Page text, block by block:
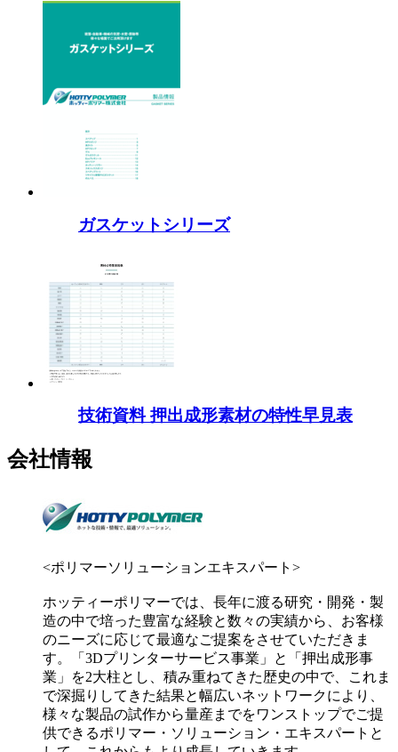
ガスケットシリーズ
技術資料 押出成形素材の特性早見表
会社情報
<ポリマーソリューションエキスパート>
ホッティーポリマーでは、長年に渡る研究・開発・製
造の中で培った豊富な経験と数々の実績から、お客様
のニーズに応じて最適なご提案をさせていただきま
す。「3Dプリンターサービス事業」と「押出成形事
業」を2大柱とし、積み重ねてきた歴史の中で、これま
で深掘りしてきた結果と幅広いネットワークにより、
様々な製品の試作から量産までをワンストップでご提
供できるポリマー・ソリューション・エキスパートと